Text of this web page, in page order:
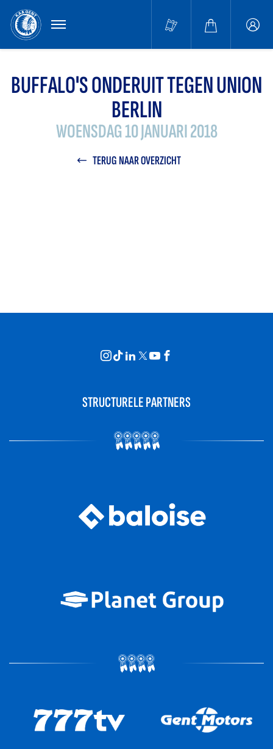
MENU
BUFFALO'S ONDERUIT TEGEN UNION
BERLIN
WOENSDAG 10 JANUARI 2018
TERUG NAAR OVERZICHT
STRUCTURELE PARTNERS